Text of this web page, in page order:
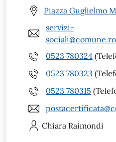
Piazza Guglielmo
servizi-
0523 780324
0523 780323
0523 780315
Chiara Raimondi